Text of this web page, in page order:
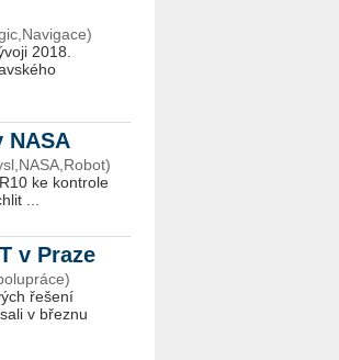
2018.
v NASA
ke kontrole
...
v Praze
řešení
v březnu